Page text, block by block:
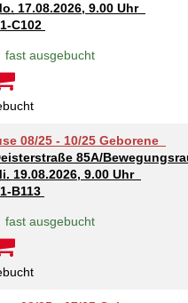
17.08.2026, 9.00 Uhr
C102
fast ausgebucht
08/25 - 10/25 Geborene
85A/
19.08.2026, 9.00 Uhr
B113
fast ausgebucht